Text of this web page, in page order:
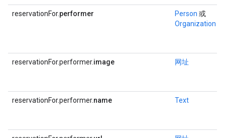
reservationFor.performer Person 或
Organization
reservationFor.performer.image 网址
reservationFor.performer.name Text